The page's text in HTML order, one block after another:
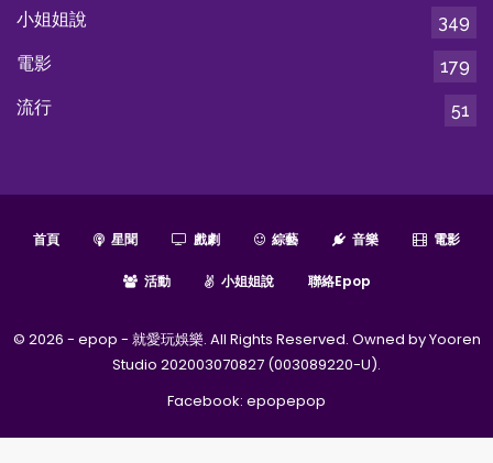
小姐姐說
349
電影
179
流行
51
首頁 星聞 戲劇 綜藝 音樂 電影
活動 小姐姐說 聯絡epop
© 2026 - epop - 就愛玩娛樂. All Rights Reserved. Owned by Yooren
Studio 202003070827 (003089220-U).
Facebook: epopepop